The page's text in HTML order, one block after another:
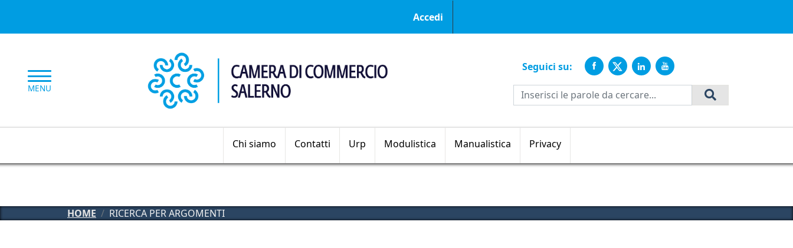
Menu profilo utente
Accedi
MENU
Seguici su:
Cerca
Sezioni principali
Chi siamo Contatti Urp Modulistica Manualistica Privacy
HOME RICERCA PER ARGOMENTI